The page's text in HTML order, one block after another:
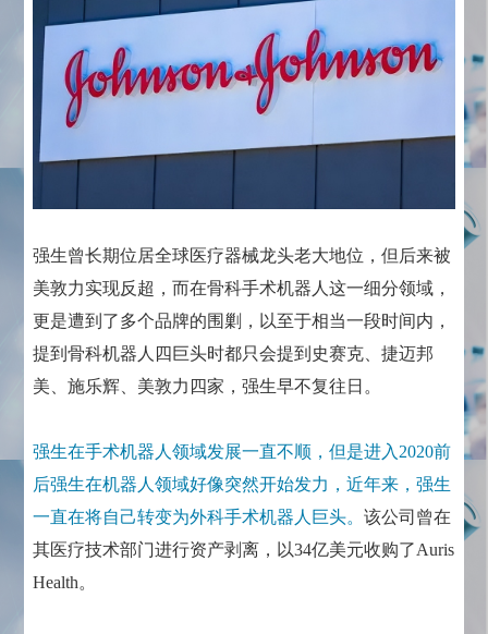
强生曾长期位居全球医疗器械龙头老大地位，但后来被
美敦力实现反超，而在骨科手术机器人这一细分领域，
更是遭到了多个品牌的围剿，以至于相当一段时间内，
提到骨科机器人四巨头时都只会提到史赛克、捷迈邦
美、施乐辉、美敦力四家，强生早不复往日。
强生在手术机器人领域发展一直不顺，但是进入2020前
后强生在机器人领域好像突然开始发力，近年来，强生
一直在将自己转变为外科手术机器人巨头。该公司曾在
其医疗技术部门进行资产剥离，以34亿美元收购了Auris
Health。